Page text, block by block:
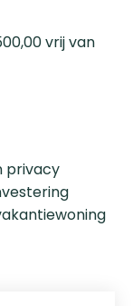
vrij van
privacy